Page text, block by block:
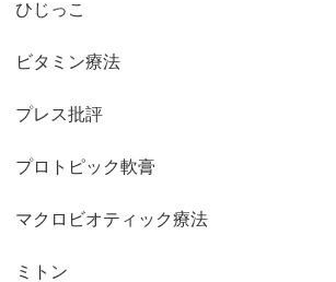
ひじっこ
ビタミン療法
プレス批評
プロトピック軟膏
マクロビオティック療法
ミトン